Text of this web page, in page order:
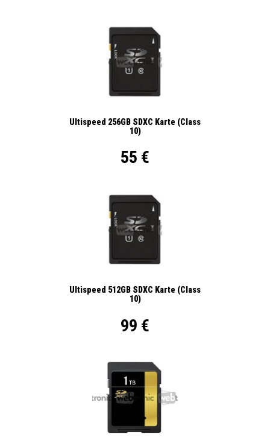
Ultispeed 256GB SDXC Karte (Class
10)
55 €
Ultispeed 512GB SDXC Karte (Class
10)
99 €